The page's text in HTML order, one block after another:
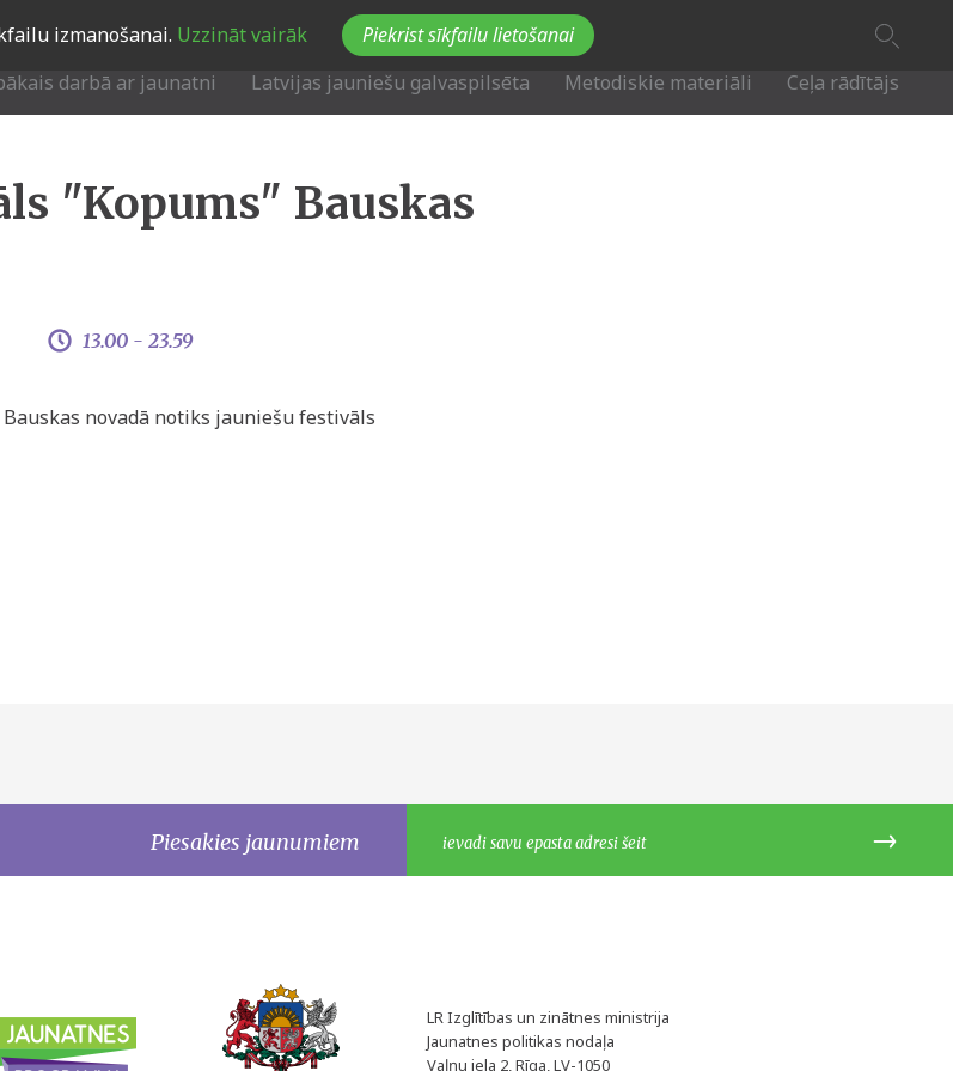
izmanošanai. Uzzināt vairāk Piekrist sīkfailu lietošanai
darbā ar jaunatni Latvijas jauniešu galvaspilsēta Metodiskie materiāli Ceļa rādītājs
"Kopums" Bauskas
13.00 - 23.59
novadā notiks jauniešu festivāls
Piesakies jaunumiem
LR Izglītības un zinātnes ministrija
Jaunatnes politikas nodaļa
Vaļņu iela 2, Rīga, LV-1050